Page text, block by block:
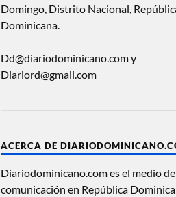
Domingo, Distrito Nacional,
Dominicana.
Dd@diariodominicano.com y
Diariord@gmail.com
ACERCA DE
Diariodominicano.com es el medio de
comunicación en República